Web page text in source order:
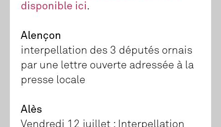
disponible ici.
Alençon
interpellation des 3 députés ornais
par une lettre ouverte adressée à la
presse locale
Alès
Vendredi 12 juillet : Interpellation